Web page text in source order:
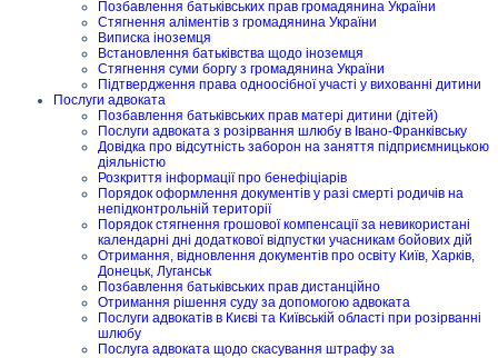
Позбавлення батьківських прав громадянина України
Стягнення аліментів з громадянина України
Виписка іноземця
Встановлення батьківства щодо іноземця
Стягнення суми боргу з громадянина України
Підтвердження права одноосібної участі у вихованні дитини
Послуги адвоката
Позбавлення батьківських прав матері дитини (дітей)
Послуги адвоката з розірвання шлюбу в Івано-Франківську
Довідка про відсутність заборон на заняття підприємницькою
діяльністю
Розкриття інформації про бенефіціарів
Порядок оформлення документів у разі смерті родичів на
непідконтрольній території
Порядок стягнення грошової компенсації за невикористані
календарні дні додаткової відпустки учасникам бойових дій
Отримання, відновлення документів про освіту Київ, Харків,
Донецьк, Луганськ
Позбавлення батьківських прав дистанційно
Отримання рішення суду за допомогою адвоката
Послуги адвокатів в Києві та Київській області при розірванні
шлюбу
Послуга адвоката щодо скасування штрафу за